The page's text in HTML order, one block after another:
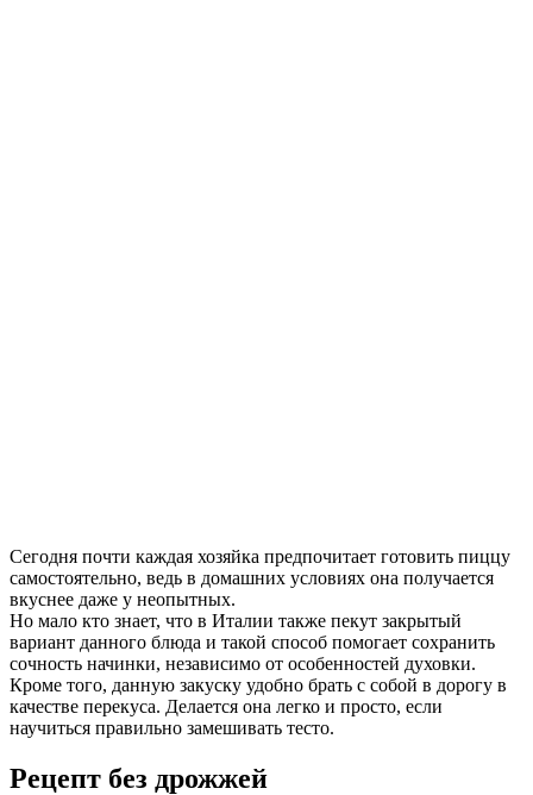
Сегодня почти каждая хозяйка предпочитает готовить пиццу
самостоятельно, ведь в домашних условиях она получается
вкуснее даже у неопытных.
Но мало кто знает, что в Италии также пекут закрытый
вариант данного блюда и такой способ помогает сохранить
сочность начинки, независимо от особенностей духовки.
Кроме того, данную закуску удобно брать с собой в дорогу в
качестве перекуса. Делается она легко и просто, если
научиться правильно замешивать тесто.
Рецепт без дрожжей